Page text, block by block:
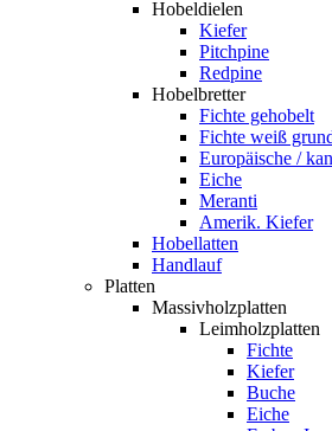
Hobeldielen
Kiefer
Pitchpine
Redpine
Hobelbretter
Fichte gehobelt
Fichte weiß
Europäische /
Eiche
Meranti
Amerik. Kiefer
Hobellatten
Handlauf
Platten
Massivholzplatten
Leimholzplatten
Fichte
Kiefer
Buche
Eiche